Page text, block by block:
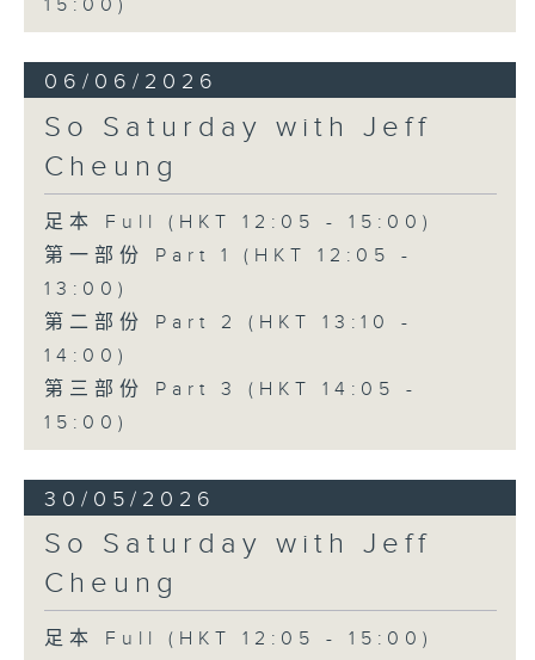
15:00)
06/06/2026
So Saturday with Jeff
Cheung
足本 Full (HKT 12:05 - 15:00)
第一部份 Part 1 (HKT 12:05 -
13:00)
第二部份 Part 2 (HKT 13:10 -
14:00)
第三部份 Part 3 (HKT 14:05 -
15:00)
30/05/2026
So Saturday with Jeff
Cheung
足本 Full (HKT 12:05 - 15:00)